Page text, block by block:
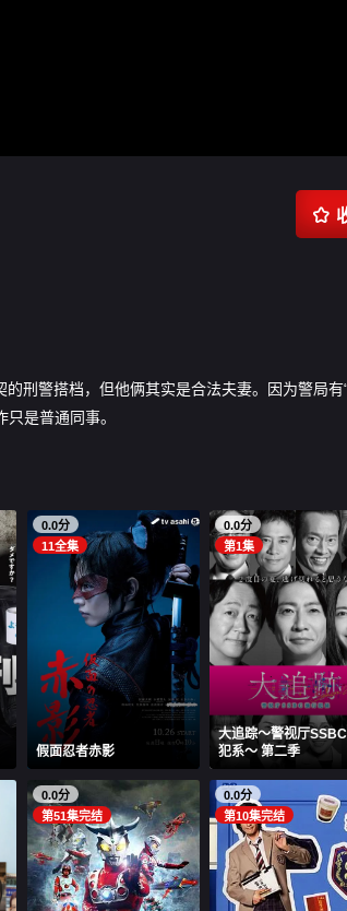

刑警搭档，但他俩其实是合法夫妻。因为警局有
是普通同事。
0.0分
11全集
假面忍者赤影
0.0分
第1集
大追踪〜警视厅
犯系〜 第二季
0.0分
第51集完结
0.0分
第10集完结